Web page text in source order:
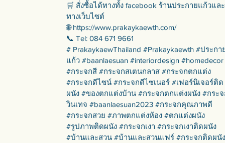
🛒 สั่งซื้อได้ทางทั้ง facebook ร้านประกายแก้วและ
ทางเว็บไซต์
🌐 https://www.prakaykaewth.com/
📞 Tel: 084 671 9661
# PrakaykaewThailand #Prakaykaewth #ประกา
แก้ว #baanlaesuan #interiordesign #homedecor
#กระจกสี #กระจกสเตนกลาส #กระจกตกแต่ง
#กระจกดีไซน์ #กระจกดีไซเนอร์ #เฟอร์นิเจอร์ติด
ผนัง #ของตกแต่งบ้าน #กระจกตกแต่งผนัง #กระจ
วินเทจ #baanlaesuan2023 #กระจกคุณภาพดี
#กระจกสวย #ภาพตกแต่งห้อง #ตกแต่งผนัง
#รูปภาพติดผนัง #กระจกเงา #กระจกเงาติดผนัง
#บ้านและสวน #บ้านและสวนแฟร์ #กระจกติดผนัง